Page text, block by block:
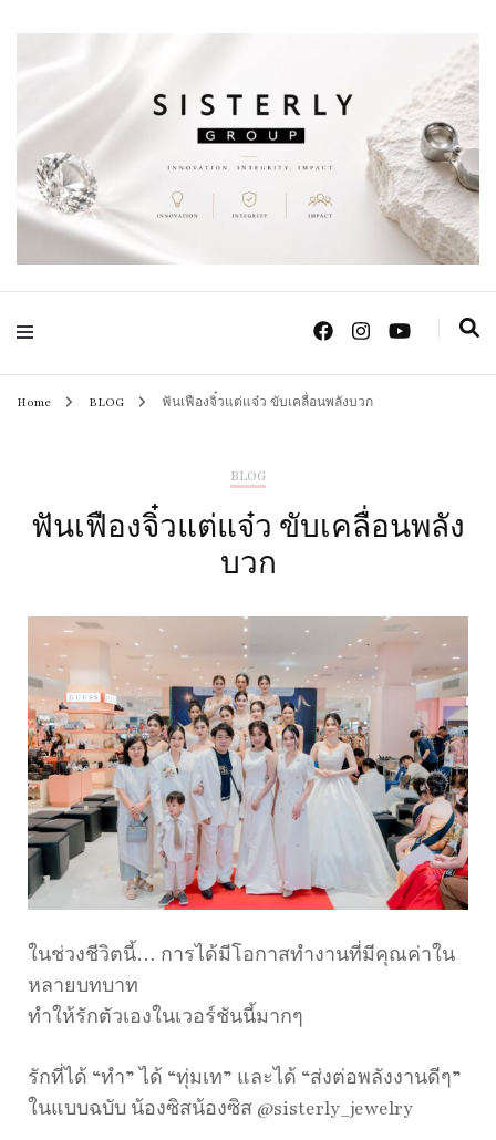
Sisterly Group
Thailand
Positive Power Jewelry แหวนแต่งงาน เครื่องประดับผู้หญิง จิวเวลรี จันทบุรี
Home BLOG ฟันเฟืองจิ๋วแต่แจ๋ว ขับเคลื่อนพลังบวก
BLOG
ฟันเฟืองจิ๋วแต่แจ๋ว ขับเคลื่อนพลัง
บวก
ในช่วงชีวิตนี้… การได้มีโอกาสทำงานที่มีคุณค่าใน
หลายบทบาท
ทำให้รักตัวเองในเวอร์ชันนี้มากๆ
รักที่ได้ “ทำ” ได้ “ทุ่มเท” และได้ “ส่งต่อพลังงานดีๆ”
ในแบบฉบับ น้องซิสน้องซิส @sisterly_jewelry